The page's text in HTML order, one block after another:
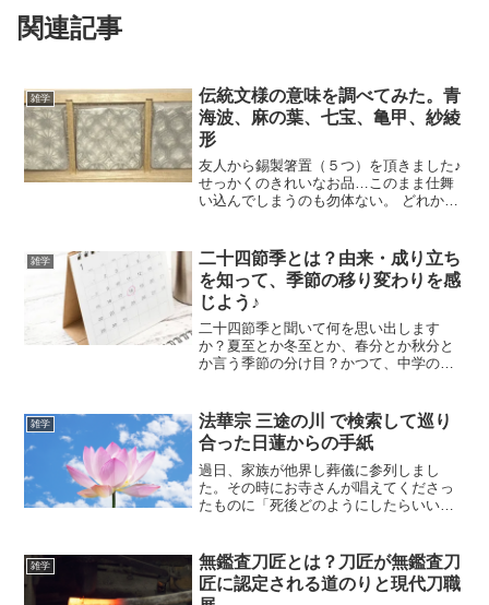
関連記事
雑学
伝統文様の意味を調べてみた。青
海波、麻の葉、七宝、亀甲、紗綾
形
友人から錫製箸置（５つ）を頂きました♪
せっかくのきれいなお品…このまま仕舞
い込んでしまうのも勿体ない。 どれか一
うだ！柄には意味があったはず！意味で
決めよう」
雑学
二十四節季とは？由来・成り立ち
を知って、季節の移り変わりを感
じよう♪
二十四節季と聞いて何を思い出します
か？夏至とか冬至とか、春分とか秋分と
か言う季節の分け目？かつて、中学の理
つ一つの単語には聞き覚えがあるのです
が、具体的な記憶が無く…今日ふと思い
出したのでここに記しておこうと思った
のです。
雑学
法華宗 三途の川 で検索して巡り
合った日蓮からの手紙
過日、家族が他界し葬儀に参列しまし
た。その時にお寺さんが唱えてくださっ
たものに「死後どのようにしたらいいの
にお寺さんの手元を凝視したのですがわ
からず…家族の一人も気になったのか
「後でグーグル先生に聞いてくる」と言
雑学
無鑑査刀匠とは？刀匠が無鑑査刀
匠に認定される道のりと現代刀職